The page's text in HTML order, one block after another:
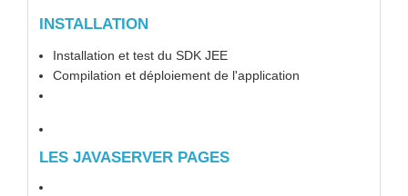
INSTALLATION
Installation et test du SDK JEE
Compilation et déploiement de l'application
LES JAVASERVER PAGES